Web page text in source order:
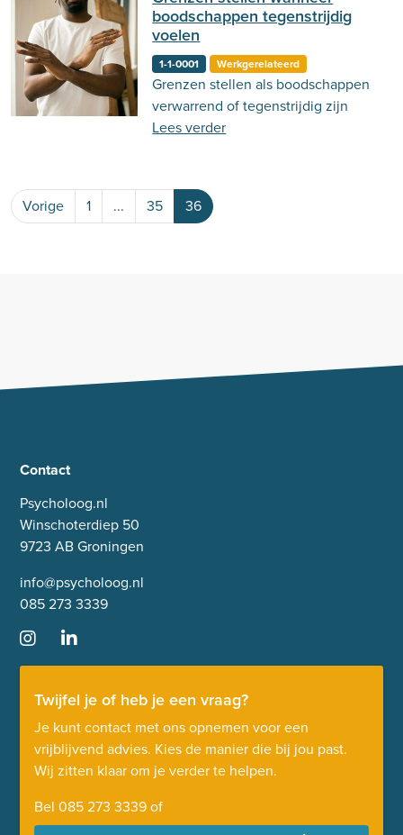
boodschappen tegenstrijdig
voelen
1-1-0001 Werkgerelateerd
Grenzen stellen als boodschappen
verwarrend of tegenstrijdig zijn
Lees verder
Vorige 1 ... 35 36
Contact
Psycholoog.nl
Winschoterdiep 50
9723 AB Groningen
info@psycholoog.nl
085 273 3339
Twijfel je of heb je een vraag?
Je kunt contact met ons opnemen voor een
vrijblijvend advies. Kies de manier die bij jou past.
Wij zitten klaar om je verder te helpen.
Bel 085 273 3339of